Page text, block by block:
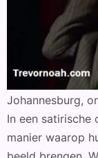
Johannesburg,
In een satirische
manier waarop